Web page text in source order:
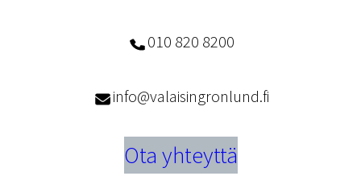
010 820 8200
info@valaisingronlund.fi
Ota yhteyttä